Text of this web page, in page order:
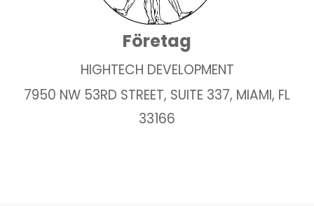
Företag
HIGHTECH DEVELOPMENT
7950 NW 53RD STREET, SUITE 337, MIAMI, FL
33166